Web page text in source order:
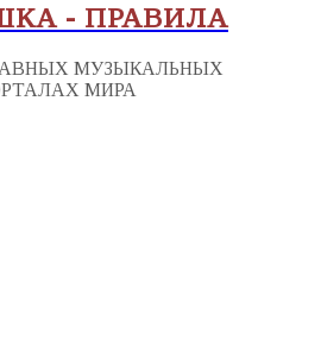
- ПРАВИЛА
МУЗЫКАЛЬНЫХ
МИРА